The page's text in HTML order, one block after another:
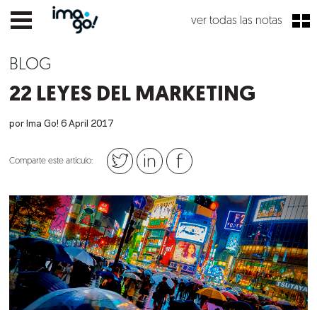
ver todas las notas
BLOG
22 LEYES DEL MARKETING
por Ima Go!6 April 2017
Comparte este artículo: